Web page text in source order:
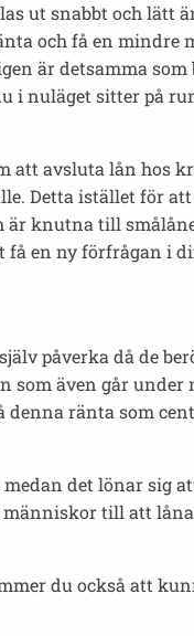
ut snabbt och lätt
och få en mindre
är detsamma som
i nuläget sitter på
att avsluta lån hos
Detta istället för
är knutna till
få en ny förfrågan i
påverka då de
som även går under
ränta som
det lönar sig
människor till att
du också att